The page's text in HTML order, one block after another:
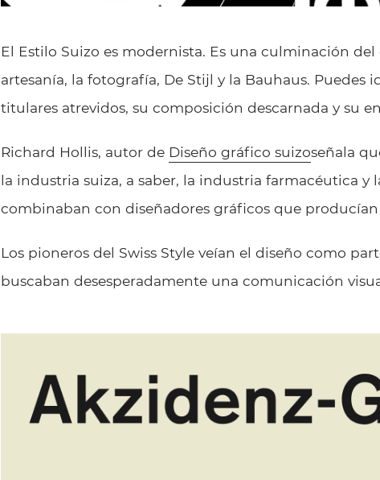
El Estilo Suizo es modernista. Es una culminación
artesanía, la fotografía, De Stijl y la Bauhaus. Puedes
titulares atrevidos, su composición descarnada y su
Richard Hollis, autor de Diseño gráfico suizoseñala
la industria suiza, a saber, la industria farmacéutica y
combinaban con diseñadores gráficos que
Los pioneros del Swiss Style veían el diseño como
buscaban desesperadamente una comunicación